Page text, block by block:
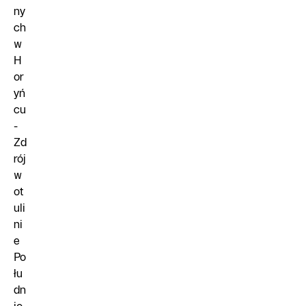
ny
ch
w
H
or
yń
cu
-
Zd
rój
w
ot
uli
ni
e
Po
łu
dn